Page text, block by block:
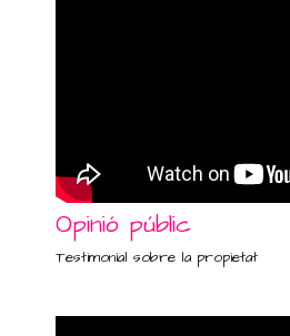
Opinió públic
Testimonial sobre la propietat